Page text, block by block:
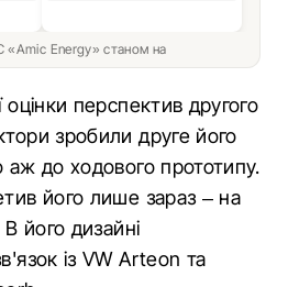
«Amic Energy» станом на
оцінки перспектив другого
зробили друге його
аж до ходового прототипу.
його лише зараз – на
В його дизайні
із VW Arteon та